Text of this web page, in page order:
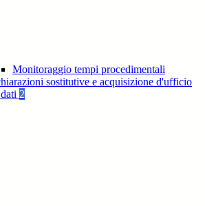
Monitoraggio tempi procedimentali
sostitutive e acquisizione d'ufficio
2